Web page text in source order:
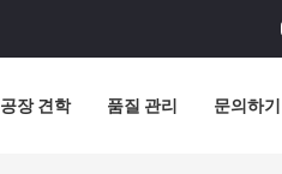
공장 견학 품질 관리 문의하기